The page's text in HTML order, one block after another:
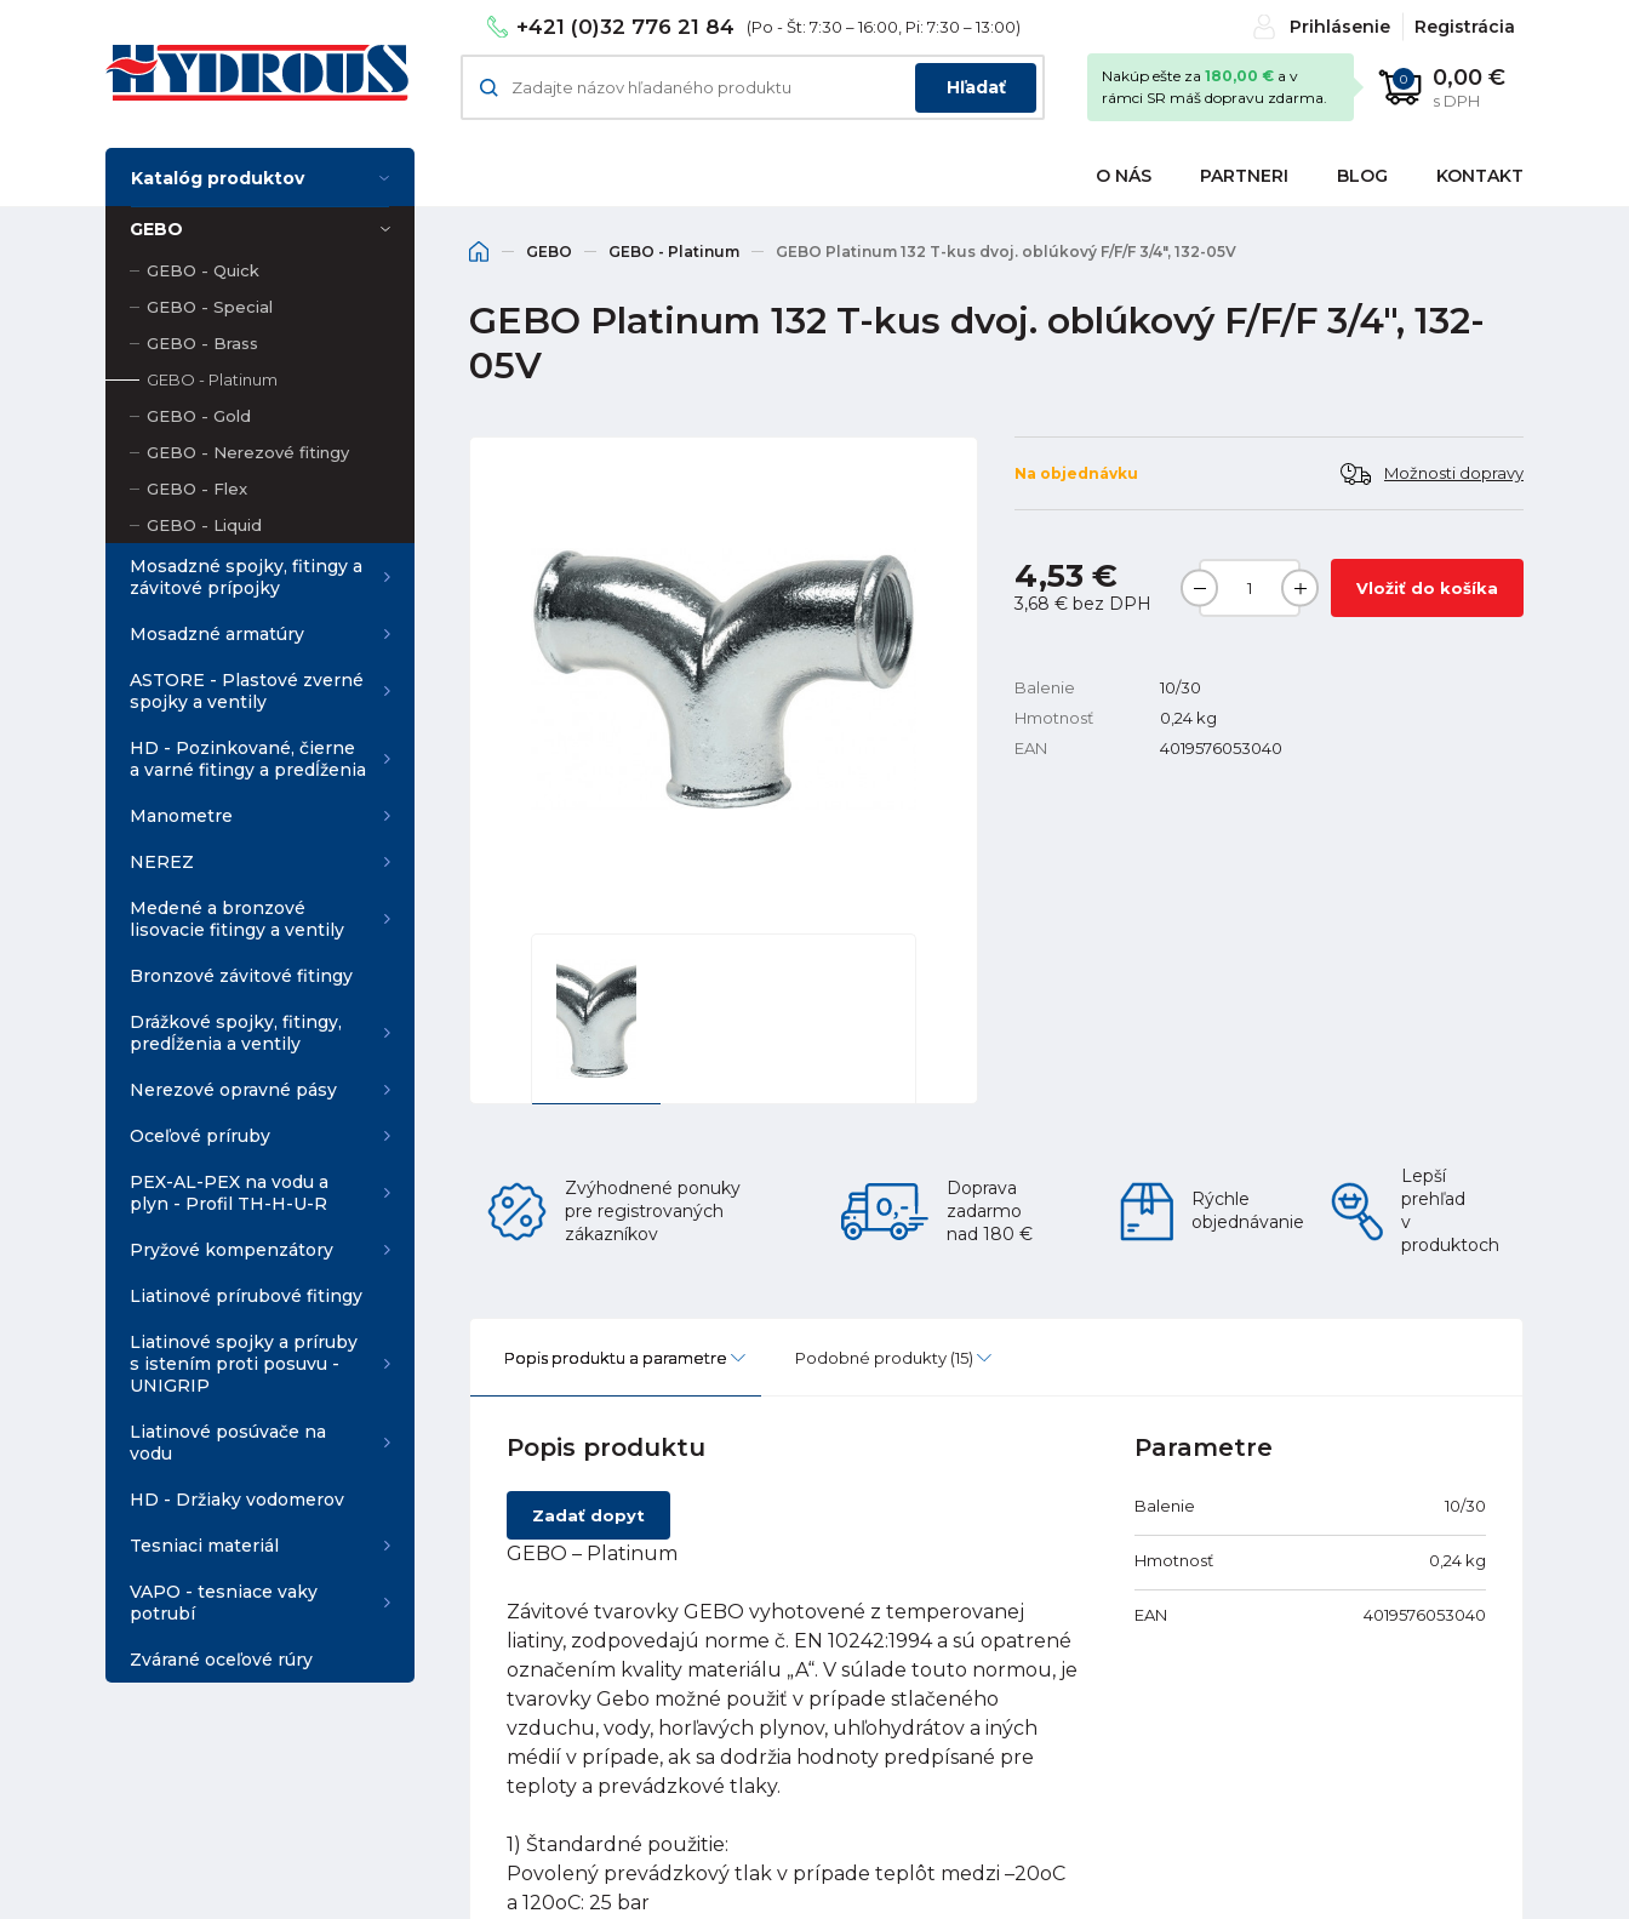
+421 (0)32 776 21 84 (Po - Št: 7:30 – 16:00, Pi: 7:30 – 13:00) Prihlásenie Registrácia
Hľadať 0 0,00 €
s DPH
Nakúp ešte za 180,00 € a v
rámci SR máš dopravu zdarma.
O NÁS PARTNERI BLOG KONTAKT
Katalóg produktov
GEBO
GEBO - Quick
GEBO - Special
GEBO - Brass
GEBO - Platinum
GEBO - Gold
GEBO - Nerezové fitingy
GEBO - Flex
GEBO - Liquid
Mosadzné spojky, fitingy a
závitové prípojky
Mosadzné armatúry
ASTORE - Plastové zverné
spojky a ventily
HD - Pozinkované, čierne
a varné fitingy a predĺženia
Manometre
NEREZ
Medené a bronzové
lisovacie fitingy a ventily
Bronzové závitové fitingy
Drážkové spojky, fitingy,
predĺženia a ventily
Nerezové opravné pásy
Oceľové príruby
PEX-AL-PEX na vodu a
plyn - Profil TH-H-U-R
Pryžové kompenzátory
Liatinové prírubové fitingy
Liatinové spojky a príruby
s istením proti posuvu -
UNIGRIP
Liatinové posúvače na
vodu
HD - Držiaky vodomerov
Tesniaci materiál
VAPO - tesniace vaky
potrubí
Zvárané oceľové rúry
GEBO GEBO - Platinum GEBO Platinum 132 T-kus dvoj. oblúkový F/F/F 3/4", 132-05V
GEBO Platinum 132 T-kus dvoj. oblúkový F/F/F 3/4", 132-
05V
Na objednávku Možnosti dopravy
4,53 €
3,68 € bez DPH
Vložiť do košíka
Balenie
10/30
Hmotnosť
0,24 kg
EAN
4019576053040
Zvýhodnené ponuky
pre registrovaných
zákazníkov
Doprava
zadarmo
nad 180 €
Rýchle
objednávanie
Lepší
prehľad
v
produktoch
Popis produktu a parametre Podobné produkty (15)
Popis produktu
Zadať dopyt
GEBO – Platinum
Závitové tvarovky GEBO vyhotovené z temperovanej
liatiny, zodpovedajú norme č. EN 10242:1994 a sú opatrené
označením kvality materiálu „A“. V súlade touto normou, je
tvarovky Gebo možné použiť v prípade stlačeného
vzduchu, vody, horľavých plynov, uhľohydrátov a iných
médií v prípade, ak sa dodržia hodnoty predpísané pre
teploty a prevádzkové tlaky.
1) Štandardné použitie:
Povolený prevádzkový tlak v prípade teplôt medzi –20oC
a 120oC: 25 bar
Parametre
Balenie 10/30
Hmotnosť 0,24 kg
EAN 4019576053040